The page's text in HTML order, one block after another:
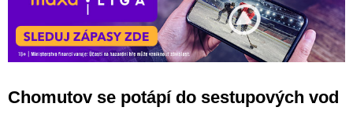
Chomutov se potápí do sestupových vod